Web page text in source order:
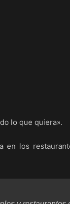
lo que quiera».
en los